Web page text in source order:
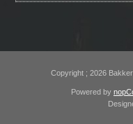
Copyright ; 2026
Powered by